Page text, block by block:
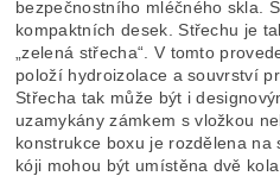
bezpečnostního mléčného skla.
kompaktních desek. Střechu je
„zelená střecha“. V tomto
položí hydroizolace a souvrství
Střecha tak může být i
uzamykány zámkem s vložkou
konstrukce boxu je rozdělena na
kóji mohou být umístěna dvě